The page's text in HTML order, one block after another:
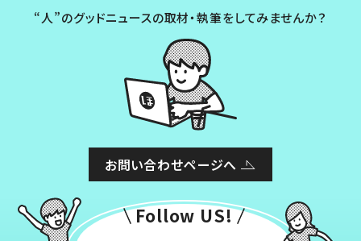
“人”のグッドニュースの取材・執筆をしてみませんか？
お問い合わせページへ
Follow US!